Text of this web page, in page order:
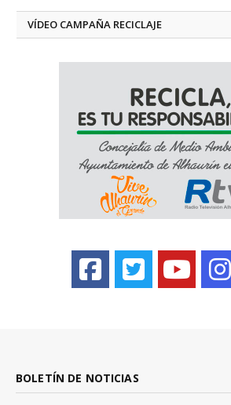
VÍDEO CAMPAÑA RECICLAJE
BOLETÍN DE NOTICIAS